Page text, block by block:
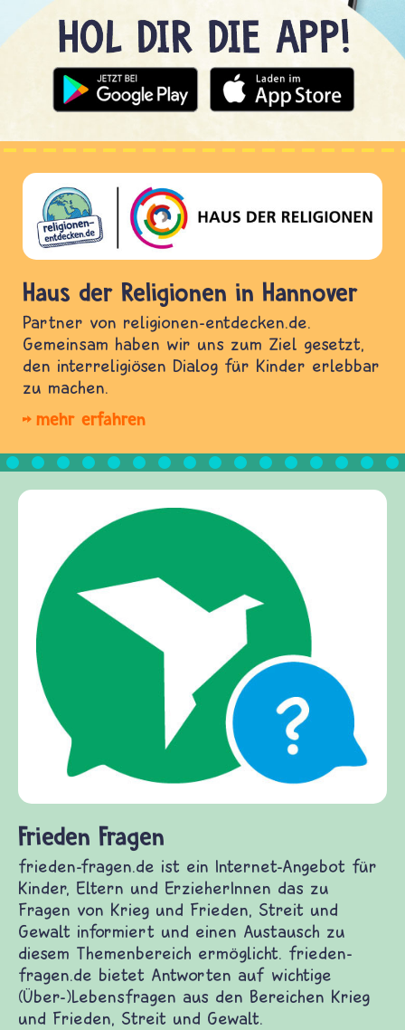
Haus der Religionen in Hannover
Partner von religionen-entdecken.de.
Gemeinsam haben wir uns zum Ziel gesetzt,
den interreligiösen Dialog für Kinder erlebbar
zu machen.
mehr erfahren
Frieden Fragen
frieden-fragen.de ist ein Internet-Angebot für
Kinder, Eltern und ErzieherInnen das zu
Fragen von Krieg und Frieden, Streit und
Gewalt informiert und einen Austausch zu
diesem Themenbereich ermöglicht. frieden-
fragen.de bietet Antworten auf wichtige
(Über-)Lebensfragen aus den Bereichen Krieg
und Frieden, Streit und Gewalt.